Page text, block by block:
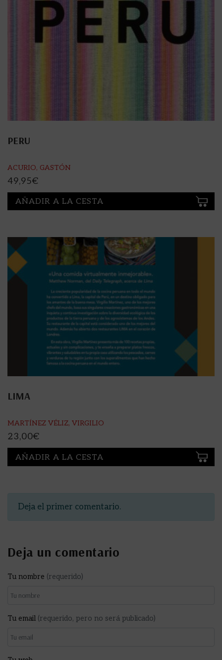
PERU
ACURIO, GASTÓN
49,95€
AÑADIR A LA CESTA
LIMA
MARTÍNEZ VÉLIZ, VIRGILIO
23,00€
AÑADIR A LA CESTA
Deja el primer comentario.
Deja un comentario
Tu nombre (requerido)
Tu email (requerido, pero no será publicado)